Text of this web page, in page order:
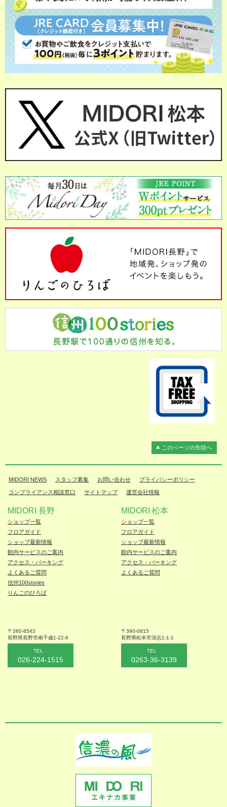
このページの先頭へ
MIDORI NEWS スタッフ募集 お問い合わせ プライバシーポリシー
コンプライアンス相談窓口 サイトマップ 運営会社情報
MIDORI 長野
ショップ一覧
フロアガイド
ショップ最新情報
館内サービスのご案内
アクセス・パーキング
よくあるご質問
信州100stories
りんごのひろば
〒380-8543
長野県長野市南千歳1-22-6
TEL
026-224-1515
MIDORI 松本
ショップ一覧
フロアガイド
ショップ最新情報
館内サービスのご案内
アクセス・パーキング
よくあるご質問
〒390-0815
長野県松本市深志1-1-1
TEL
0263-36-3139